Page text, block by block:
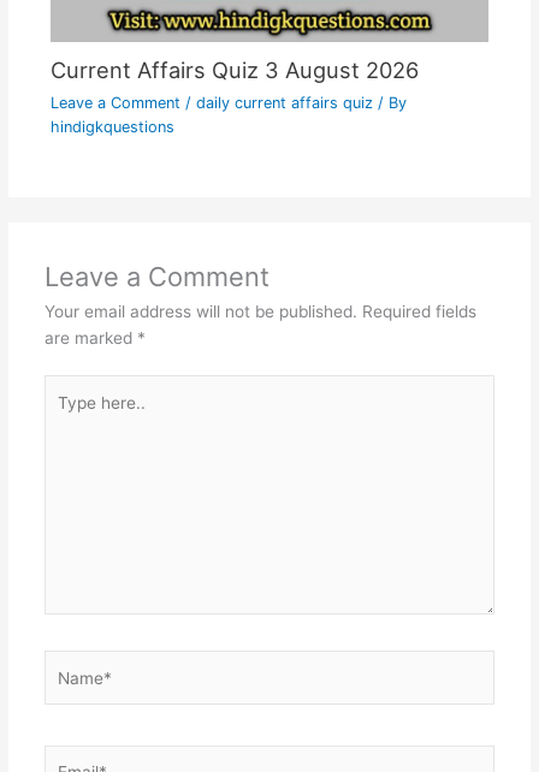
Current Affairs Quiz 3 August 2026
Leave a Comment / daily current affairs quiz/ By
hindigkquestions
Leave a Comment
Your email address will not be published. Required fields
are marked *
here..